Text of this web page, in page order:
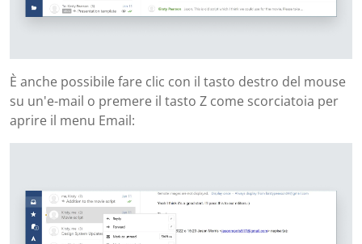
È anche possibile fare clic con il tasto destro del mouse
su un'e-mail o premere il tasto Z come scorciatoia per
aprire il menu Email: